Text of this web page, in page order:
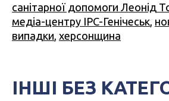
санітарної допомоги Леонід
медіа-центру IPC-Генічеськ
випадки херсонщина
ІНШІ БЕЗ